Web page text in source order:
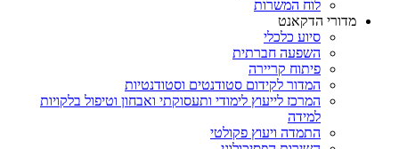
לוח המשרות
מדורי הדקאנט
סיוע כלכלי
השפעה חברתית
פיתוח קריירה
המדור לקידום סטודנטים וסטודנטיות
המרכז לייעוץ לימודי ותעסוקתי ואבחון וטיפול בלקויות
למידה
התמדה ויעוץ פקולטי